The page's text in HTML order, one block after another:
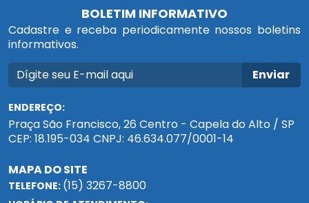
BOLETIM INFORMATIVO
Cadastre e receba periodicamente nossos boletins
informativos.
Enviar
ENDEREÇO:
Praça São Francisco, 26 Centro - Capela do Alto / SP
CEP: 18.195-034 CNPJ: 46.634.077/0001-14
MAPA DO SITE
TELEFONE: (15) 3267-8800